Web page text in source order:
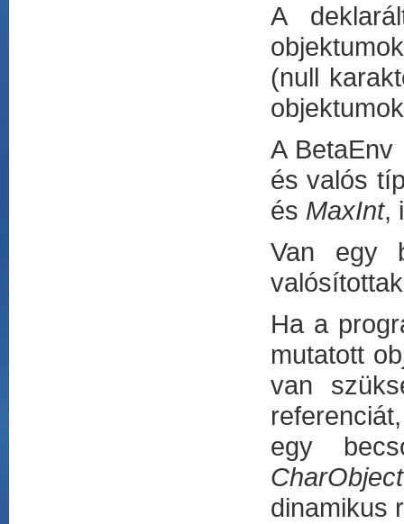
A
(null
A
és valós
és MaxInt,
Van egy
Ha a
mutatott
van
egy
dinamikus